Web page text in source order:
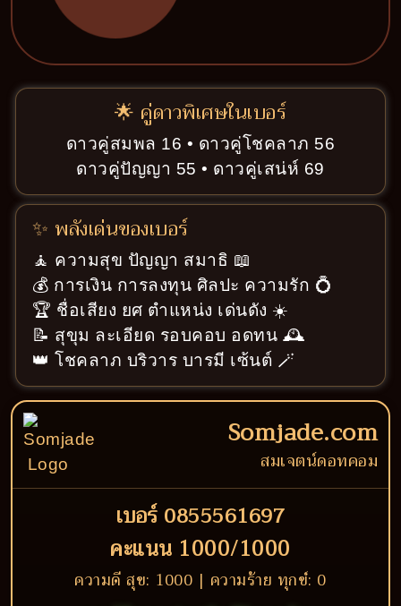
🌟 คู่ดาวพิเศษในเบอร์
ดาวคู่สมพล 16 • ดาวคู่โชคลาภ 56
ดาวคู่ปัญญา 55 • ดาวคู่เสน่ห์ 69
✨ พลังเด่นของเบอร์
🧘 ความสุข ปัญญา สมาธิ 📖
💰 การเงิน การลงทุน ศิลปะ ความรัก 💍
🏆 ชื่อเสียง ยศ ตำแหน่ง เด่นดัง ☀️
📝 สุขุม ละเอียด รอบคอบ อดทน 🕰️
👑 โชคลาภ บริวาร บารมี เซ้นต์ 🪄
Somjade.com
สมเจตน์ดอทคอม
เบอร์ 0855561697
คะแนน 1000/1000
ความดี สุข: 1000 | ความร้าย ทุกข์: 0